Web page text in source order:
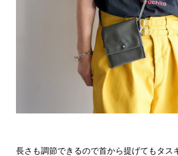
長さも調節できるので首から提げてもタス